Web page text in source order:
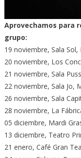
Aprovechamos para
grupo:
19 noviembre, Sala Sol,
20 noviembre, Los
21 noviembre, Sala
22 noviembre, Sala Jo,
26 noviembre, Sala
28 noviembre, La
05 diciembre, Mardi
13 diciembre, Teatro
21 enero, Café Gran